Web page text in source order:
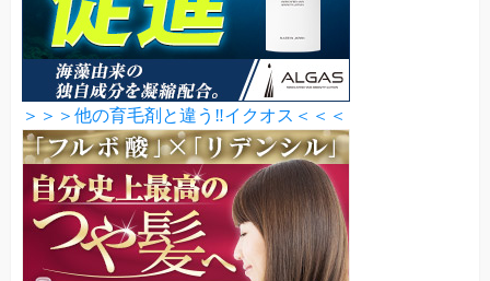
＞＞＞他の育毛剤と違う‼イクオス＜＜＜